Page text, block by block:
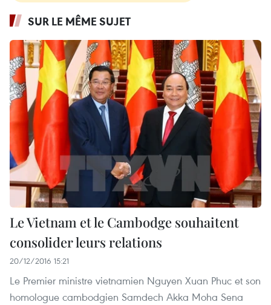
SUR LE MÊME SUJET
Le Vietnam et le Cambodge souhaitent
consolider leurs relations
20/12/2016 15:21
Le Premier ministre vietnamien Nguyen Xuan Phuc et son
homologue cambodgien Samdech Akka Moha Sena